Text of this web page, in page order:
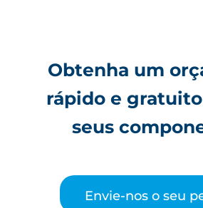
Obtenha um
rápido e
seus
Envie-nos o seu